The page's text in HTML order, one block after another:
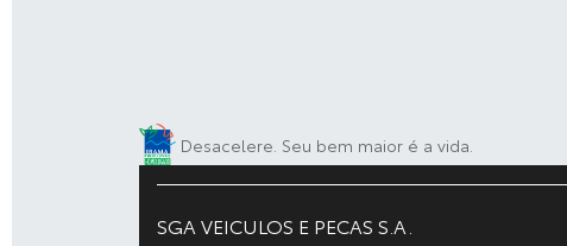
Desacelere. Seu bem maior é a vida.
SGA VEICULOS E PECAS S.A.